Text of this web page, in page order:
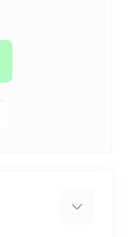
в качестве
команд
активным
в том,